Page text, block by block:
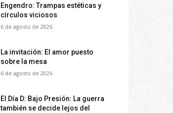
Engendro: Trampas estéticas y
círculos viciosos
6 de agosto de 2026
La invitación: El amor puesto
sobre la mesa
6 de agosto de 2026
El Día D: Bajo Presión: La guerra
también se decide lejos del